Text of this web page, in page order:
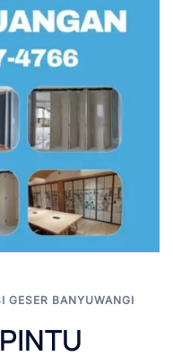
GESER BANYUWANGI